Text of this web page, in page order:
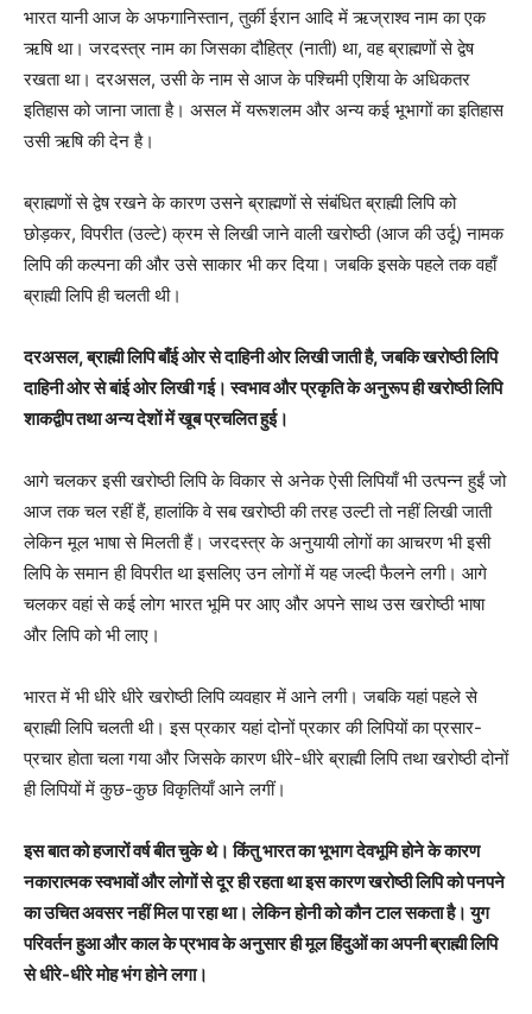
भारत यानी आज के अफगानिस्तान, तुर्की ईरान आदि में ऋज्राश्व नाम का एक
ऋषि था। जरदस्त्र नाम का जिसका दौहित्र (नाती) था, वह ब्राह्मणों से द्वेष
रखता था। दरअसल, उसी के नाम से आज के पश्चिमी एशिया के अधिकतर
इतिहास को जाना जाता है। असल में यरूशलम और अन्य कई भूभागों का इतिहास
उसी ऋषि की देन है।
ब्राह्मणों से द्वेष रखने के कारण उसने ब्राह्मणों से संबंधित ब्राह्मी लिपि को
छोड़कर, विपरीत (उल्टे) क्रम से लिखी जाने वाली खरोष्ठी (आज की उर्दू) नामक
लिपि की कल्पना की और उसे साकार भी कर दिया। जबकि इसके पहले तक वहाँ
ब्राह्मी लिपि ही चलती थी।
दरअसल, ब्राह्मी लिपि बाँई ओर से दाहिनी ओर लिखी जाती है, जबकि खरोष्ठी लिपि
दाहिनी ओर से बांई ओर लिखी गई। स्वभाव और प्रकृति के अनुरूप ही खरोष्ठी लिपि
शाकद्वीप तथा अन्य देशों में खूब प्रचलित हुई।
आगे चलकर इसी खरोष्ठी लिपि के विकार से अनेक ऐसी लिपियाँ भी उत्पन्न हुईं जो
आज तक चल रहीं हैं, हालांकि वे सब खरोष्ठी की तरह उल्टी तो नहीं लिखी जाती
लेकिन मूल भाषा से मिलती हैं। जरदस्त्र के अनुयायी लोगों का आचरण भी इसी
लिपि के समान ही विपरीत था इसलिए उन लोगों में यह जल्दी फैलने लगी। आगे
चलकर वहां से कई लोग भारत भूमि पर आए और अपने साथ उस खरोष्ठी भाषा
और लिपि को भी लाए।
भारत में भी धीरे धीरे खरोष्ठी लिपि व्यवहार में आने लगी। जबकि यहां पहले से
ब्राह्मी लिपि चलती थी। इस प्रकार यहां दोनों प्रकार की लिपियों का प्रसार-
प्रचार होता चला गया और जिसके कारण धीरे-धीरे ब्राह्मी लिपि तथा खरोष्ठी दोनों
ही लिपियों में कुछ-कुछ विकृतियाँ आने लगीं।
इस बात को हजारों वर्ष बीत चुके थे। किंतु भारत का भूभाग देवभूमि होने के कारण
नकारात्मक स्वभावों और लोगों से दूर ही रहता था इस कारण खरोष्ठी लिपि को पनपने
का उचित अवसर नहीं मिल पा रहा था। लेकिन होनी को कौन टाल सकता है। युग
परिवर्तन हुआ और काल के प्रभाव के अनुसार ही मूल हिंदुओं का अपनी ब्राह्मी लिपि
से धीरे-धीरे मोह भंग होने लगा।